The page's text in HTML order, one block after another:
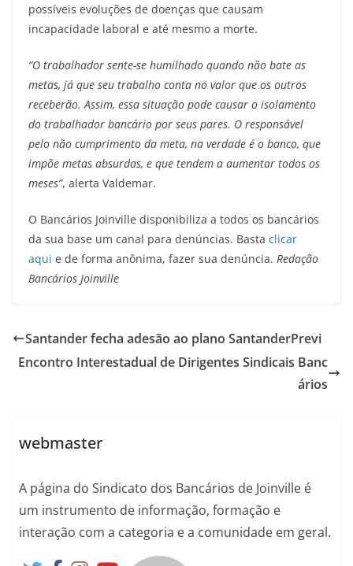
possíveis evoluções de doenças que causam
incapacidade laboral e até mesmo a morte.
“O trabalhador sente-se humilhado quando não bate as
metas, já que seu trabalho conta no valor que os outros
receberão. Assim, essa situação pode causar o isolamento
do trabalhador bancário por seus pares. O responsável
pelo não cumprimento da meta, na verdade é o banco, que
impõe metas absurdas, e que tendem a aumentar todos os
meses”, alerta Valdemar.
O Bancários Joinville disponibiliza a todos os bancários
da sua base um canal para denúncias. Basta clicar
aqui e de forma anônima, fazer sua denúncia. Redação
Bancários Joinville
Santander fecha adesão ao plano SantanderPrevi
Encontro Interestadual de Dirigentes Sindicais Banc
ários
webmaster
A página do Sindicato dos Bancários de Joinville é
um instrumento de informação, formação e
interação com a categoria e a comunidade em geral.